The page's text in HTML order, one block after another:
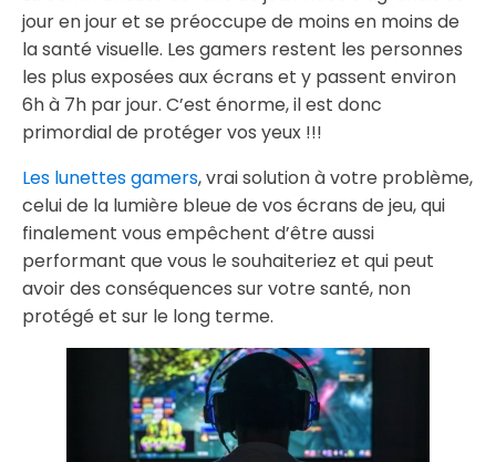
jour en jour et se préoccupe de moins en moins de
la santé visuelle. Les gamers restent les personnes
les plus exposées aux écrans et y passent environ
6h à 7h par jour. C’est énorme, il est donc
primordial de protéger vos yeux !!!
Les lunettes gamers, vrai solution à votre problème,
celui de la lumière bleue de vos écrans de jeu, qui
finalement vous empêchent d’être aussi
performant que vous le souhaiteriez et qui peut
avoir des conséquences sur votre santé, non
protégé et sur le long terme.